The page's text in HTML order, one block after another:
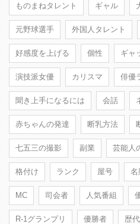
ものまねタレント ギャル
元野球選手 外国人タレント
好感度を上げる 個性 ギャ
演技派女優 カリスマ 俳優
聞き上手になるには 会話
赤ちゃんの発達 断乳方法
七五三の撮影 副業 芸能人
格付け ランク 屋号 名
MC 司会者 人気番組
R-1グランプリ 優勝者 歴代